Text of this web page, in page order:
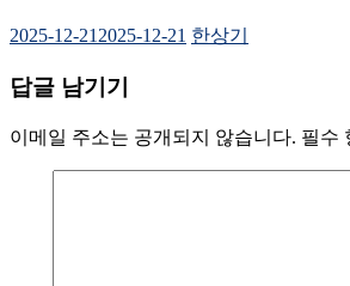
2025-12-212025-12-21 한상기
답글 남기기
이메일 주소는 공개되지 않습니다. 필수